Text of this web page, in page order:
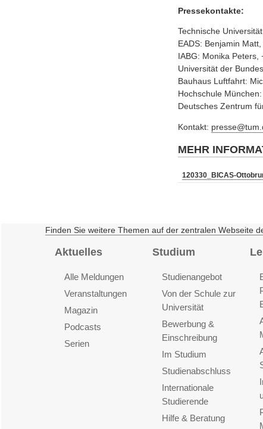
Pressekontakte:
Technische
EADS: Benjamin
IABG: Monika
Universität der
Bauhaus Luftfahrt:
Hochschule
Deutsches Zentrum
Kontakt:
MEHR
120330_BICAS-
Finden Sie weitere Themen auf der zentralen Webseite
Aktuelles
Alle Meldungen
Veranstaltungen
Magazin
Podcasts
Serien
Studium
Studienangebot
Von der Schule zur
Universität
Bewerbung &
Einschreibung
Im Studium
Studienabschluss
Internationale
Studierende
Hilfe & Beratung